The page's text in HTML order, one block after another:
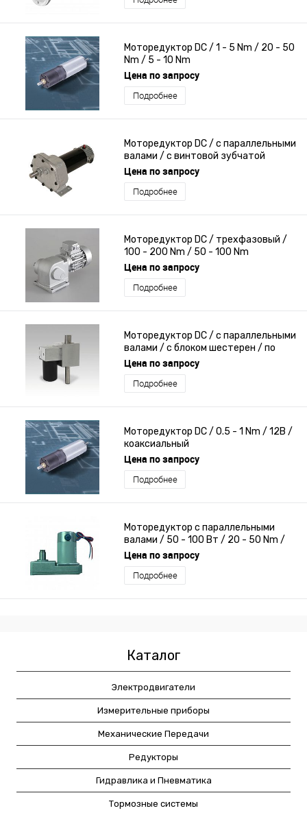
Моторедуктор DC / 1 - 5 Nm / 20 - 50
Nm / 5 - 10 Nm
Цена по запросу
Подробнее
Моторедуктор DC / с параллельными
валами / с винтовой зубчатой
передачей / с прямой зубчатой
передачей
Цена по запросу
Подробнее
Моторедуктор DC / трехфазовый /
100 - 200 Nm / 50 - 100 Nm
Цена по запросу
Подробнее
Моторедуктор DC / с параллельными
валами / с блоком шестерен / по
индивидуальному заказу
Цена по запросу
Подробнее
Моторедуктор DC / 0.5 - 1 Nm / 12В /
коаксиальный
Цена по запросу
Подробнее
Моторедуктор с параллельными
валами / 50 - 100 Вт / 20 - 50 Nm /
DC
Цена по запросу
Подробнее
Каталог
Электродвигатели
Измерительные приборы
Механические Передачи
Редукторы
Гидравлика и Пневматика
Тормозные системы